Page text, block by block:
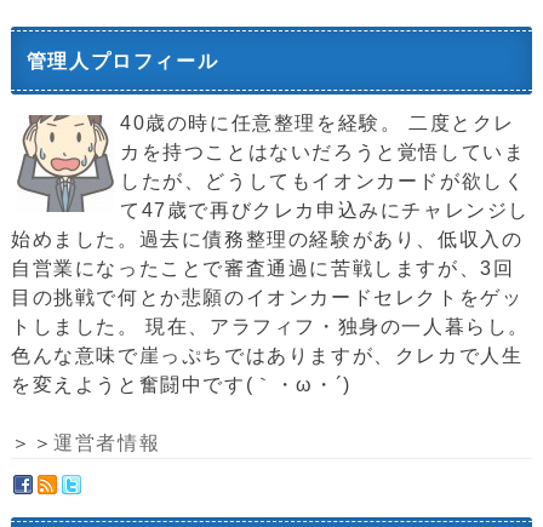
管理人プロフィール
40歳の時に任意整理を経験。 二度とクレ
カを持つことはないだろうと覚悟していま
したが、どうしてもイオンカードが欲しく
て47歳で再びクレカ申込みにチャレンジし
始めました。過去に債務整理の経験があり、低収入の
自営業になったことで審査通過に苦戦しますが、3回
目の挑戦で何とか悲願のイオンカードセレクトをゲッ
トしました。 現在、アラフィフ・独身の一人暮らし。
色んな意味で崖っぷちではありますが、クレカで人生
を変えようと奮闘中です(｀・ω・´)ゞ
＞＞運営者情報